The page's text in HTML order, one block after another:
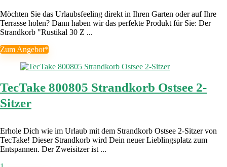
Möchten Sie das Urlaubsfeeling direkt in Ihren Garten oder auf Ihre
Terrasse holen? Dann haben wir das perfekte Produkt für Sie: Der
Strandkorb "Rustikal 30 Z ...
Zum Angebot*
TecTake 800805 Strandkorb Ostsee 2-
Sitzer
Erhole Dich wie im Urlaub mit dem Strandkorb Ostsee 2-Sitzer von
TecTake! Dieser Strandkorb wird Dein neuer Lieblingsplatz zum
Entspannen. Der Zweisitzer ist ...